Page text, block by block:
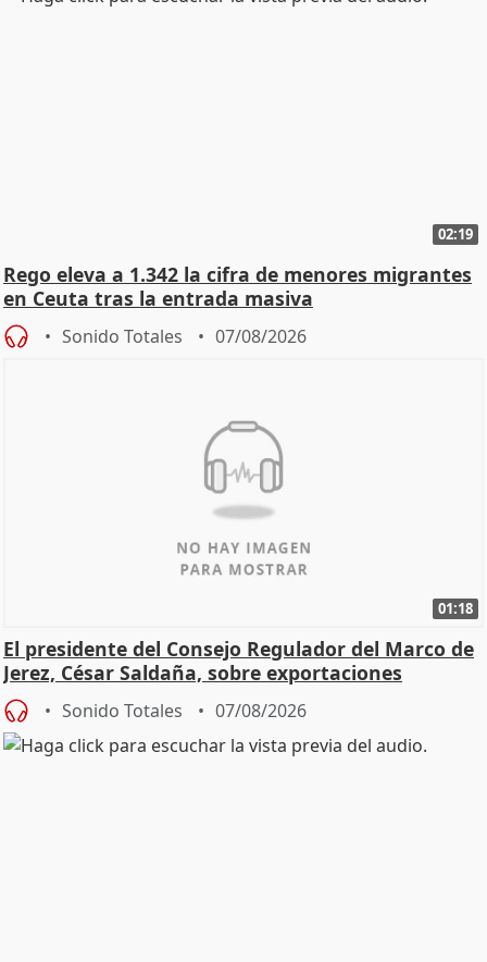
02:19
Rego eleva a 1.342 la cifra de menores migrantes
en Ceuta tras la entrada masiva
Sonido Totales 07/08/2026
01:18
El presidente del Consejo Regulador del Marco de
Jerez, César Saldaña, sobre exportaciones
Sonido Totales 07/08/2026